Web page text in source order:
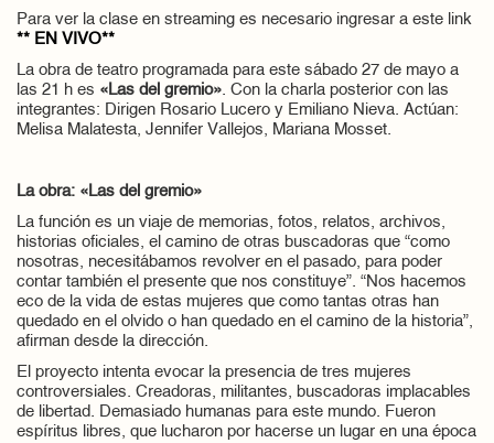
Para ver la clase en streaming es necesario ingresar a este link
** EN VIVO**
La obra de teatro programada para este sábado 27 de mayo a
las 21 h es «Las del gremio». Con la charla posterior con las
integrantes: Dirigen Rosario Lucero y Emiliano Nieva. Actúan:
Melisa Malatesta, Jennifer Vallejos, Mariana Mosset.
La obra: «Las del gremio»
La función es un viaje de memorias, fotos, relatos, archivos,
historias oficiales, el camino de otras buscadoras que “como
nosotras, necesitábamos revolver en el pasado, para poder
contar también el presente que nos constituye”. “Nos hacemos
eco de la vida de estas mujeres que como tantas otras han
quedado en el olvido o han quedado en el camino de la historia”,
afirman desde la dirección.
El proyecto intenta evocar la presencia de tres mujeres
controversiales. Creadoras, militantes, buscadoras implacables
de libertad. Demasiado humanas para este mundo. Fueron
espíritus libres, que lucharon por hacerse un lugar en una época